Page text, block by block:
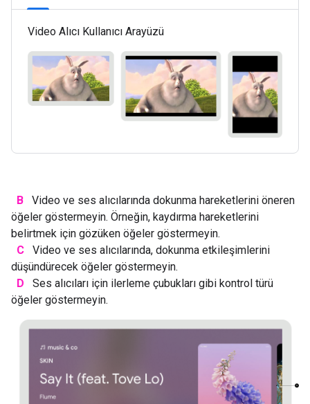
Video Alıcı Kullanıcı Arayüzü
B
Video ve ses alıcılarında dokunma hareketlerini öneren
öğeler göstermeyin. Örneğin, kaydırma hareketlerini
belirtmek için gözüken öğeler göstermeyin.
C
Video ve ses alıcılarında, dokunma etkileşimlerini
düşündürecek öğeler göstermeyin.
D
Ses alıcıları için ilerleme çubukları gibi kontrol türü
öğeler göstermeyin.